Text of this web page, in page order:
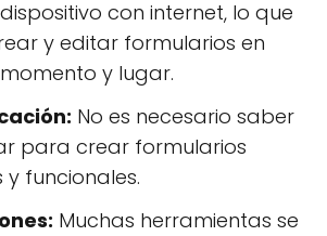
con internet, lo que
y editar formularios en
y lugar.
No es necesario saber
para crear formularios
funcionales.
Muchas herramientas se